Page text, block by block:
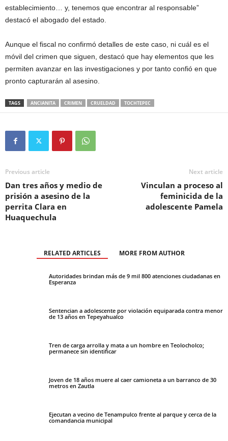
establecimiento… y, tenemos que encontrar al responsable”
destacó el abogado del estado.
Aunque el fiscal no confirmó detalles de este caso, ni cuál es el
móvil del crimen que siguen, destacó que hay elementos que les
permiten avanzar en las investigaciones y por tanto confió en que
pronto capturarán al asesino.
TAGS ANCIANITA CRIMEN CRUELDAD TOCHTEPEC
Previous article
Dan tres años y medio de
prisión a asesino de la
perrita Clara en
Huaquechula
Next article
Vinculan a proceso al
feminicida de la
adolescente Pamela
RELATED ARTICLES MORE FROM AUTHOR
Autoridades brindan más de 9 mil 800 atenciones ciudadanas en
Esperanza
Sentencian a adolescente por violación equiparada contra menor
de 13 años en Tepeyahualco
Tren de carga arrolla y mata a un hombre en Teolocholco;
permanece sin identificar
Joven de 18 años muere al caer camioneta a un barranco de 30
metros en Zautla
Ejecutan a vecino de Tenampulco frente al parque y cerca de la
comandancia municipal